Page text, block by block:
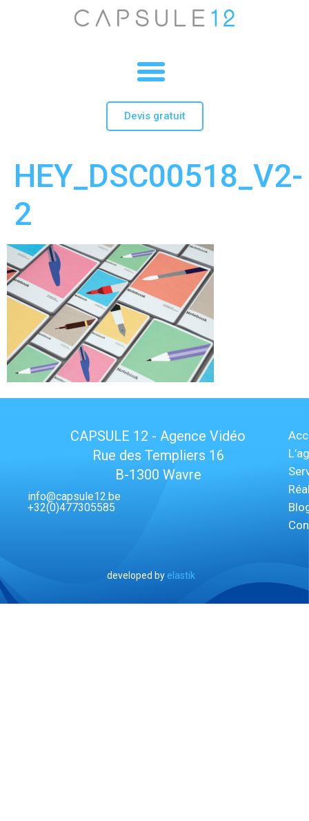
Devis gratuit
HEY_DSC00518_V2-
2
CAPSULE 12 - Agence Vidéo
Rue des Templiers 16
B-1300 Wavre
info@capsule12.be
+32(0)477305585
developed by elastik